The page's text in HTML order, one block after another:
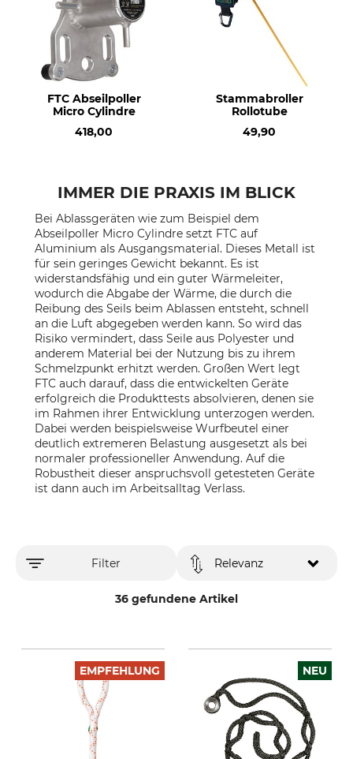
FTC Abseilpoller
Micro Cylindre
418,00
Stammabroller
Rollotube
49,90
IMMER DIE PRAXIS IM BLICK
Bei Ablassgeräten wie zum Beispiel dem
Abseilpoller Micro Cylindre setzt FTC auf
Aluminium als Ausgangsmaterial. Dieses Metall ist
für sein geringes Gewicht bekannt. Es ist
widerstandsfähig und ein guter Wärmeleiter,
wodurch die Abgabe der Wärme, die durch die
Reibung des Seils beim Ablassen entsteht, schnell
an die Luft abgegeben werden kann. So wird das
Risiko vermindert, dass Seile aus Polyester und
anderem Material bei der Nutzung bis zu ihrem
Schmelzpunkt erhitzt werden. Großen Wert legt
FTC auch darauf, dass die entwickelten Geräte
erfolgreich die Produkttests absolvieren, denen sie
im Rahmen ihrer Entwicklung unterzogen werden.
Dabei werden beispielsweise Wurfbeutel einer
deutlich extremeren Belastung ausgesetzt als bei
normaler professioneller Anwendung. Auf die
Robustheit dieser anspruchsvoll getesteten Geräte
ist dann auch im Arbeitsalltag Verlass.
Filter
36 gefundene Artikel
Relevanz
EMPFEHLUNG NEU